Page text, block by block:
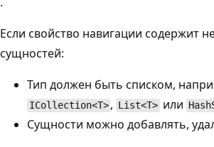
Если свойство навигации содержит
сущностей:
Тип должен быть списком,
ICollection<T> , List<T> или
Сущности можно добавлять,